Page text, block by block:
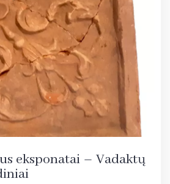
ir straipsniai
ir biblioteka
darbai
eksponatai – Vadaktų